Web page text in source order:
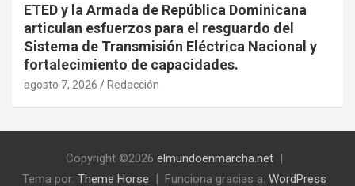
ETED y la Armada de República Dominicana
articulan esfuerzos para el resguardo del
Sistema de Transmisión Eléctrica Nacional y
fortalecimiento de capacidades.
agosto 7, 2026 Redacción
Copyright ©2026 elmundoenmarcha.net
Tema por: Theme Horse Funciona gracias a: WordPress